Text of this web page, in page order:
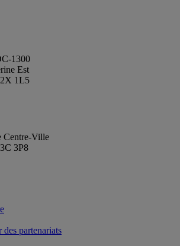
1300
Est
1L5
Centre-Ville
3P8
des partenariats